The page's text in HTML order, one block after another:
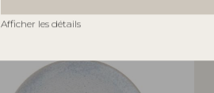
Afficher les détails